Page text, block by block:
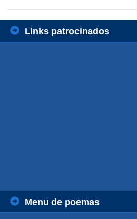
Links patrocinados
Menu de poemas